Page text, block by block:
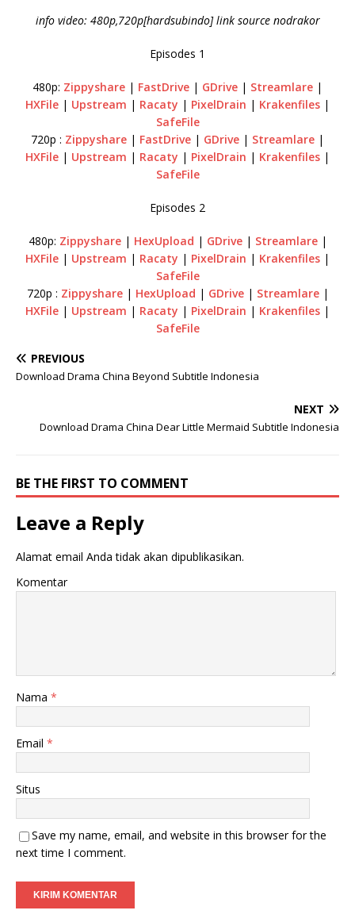
info video: 480p,720p[hardsubindo] link source nodrakor
Episodes 1
480p: Zippyshare | FastDrive | GDrive | Streamlare |
HXFile | Upstream | Racaty | PixelDrain | Krakenfiles |
SafeFile
720p : Zippyshare | FastDrive | GDrive | Streamlare |
HXFile | Upstream | Racaty | PixelDrain | Krakenfiles |
SafeFile
Episodes 2
480p: Zippyshare| HexUpload | GDrive| Streamlare|
HXFile | Upstream | Racaty | PixelDrain | Krakenfiles |
SafeFile
720p : Zippyshare| HexUpload | GDrive| Streamlare|
HXFile | Upstream | Racaty | PixelDrain | Krakenfiles |
SafeFile
PREVIOUS
Download Drama China Beyond Subtitle Indonesia
NEXT
Download Drama China Dear Little Mermaid Subtitle Indonesia
BE THE FIRST TO COMMENT
Leave a Reply
Alamat email Anda tidak akan dipublikasikan.
Komentar
Nama *
Email *
Situs
Save my name, email, and website in this browser for the
next time I comment.